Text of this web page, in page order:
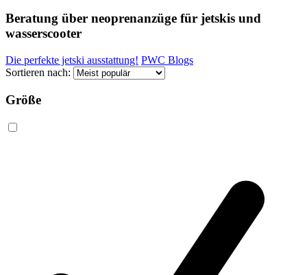
Beratung über neoprenanzüge für jetskis und
wasserscooter
Die perfekte jetski ausstattung! PWC Blogs
Sortieren nach:
Größe